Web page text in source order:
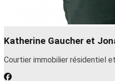
Katherine Gaucher et
Courtier immobilier résidentiel